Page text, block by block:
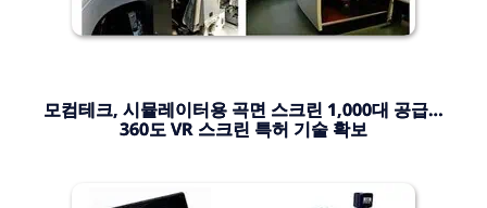
모컴테크, 시뮬레이터용 곡면 스크린 1,000대 공급…
360도 VR 스크린 특허 기술 확보